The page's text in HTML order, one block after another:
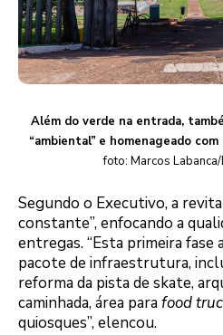
Além do verde na entrada,
“ambiental” e homenageado
foto: Marcos
Segundo o Executivo, a
constante”, enfocando a
entregas. “Esta primeira
pacote de infraestrutura,
reforma da pista de skate,
caminhada, área parafood
quiosques”, elencou.